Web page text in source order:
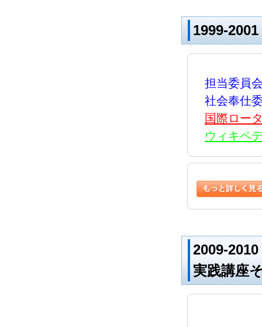
1999-
担当委員
社会奉仕
国際ロー
ウィキペ
2009-
実践講座